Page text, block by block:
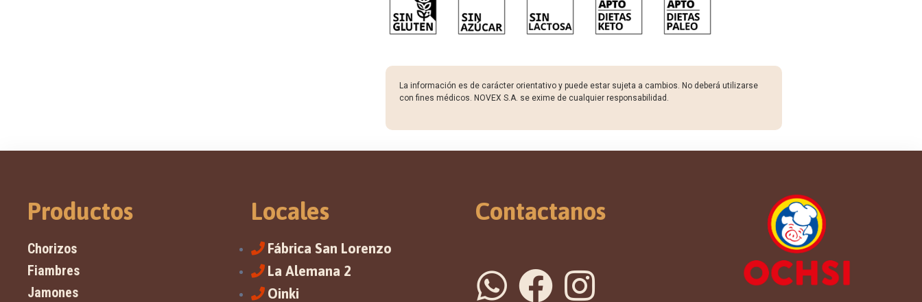
La información es de carácter orientativo y puede estar sujeta a cambios. No deberá utilizarse
con fines médicos. NOVEX S.A. se exime de cualquier responsabilidad.
Productos
Chorizos
Fiambres
Jamones
Locales
Fábrica San Lorenzo
La Alemana 2
Oinki
Contactanos